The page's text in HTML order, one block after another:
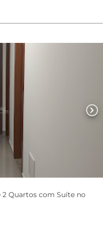
chevron_right
Quartos com Suíte no